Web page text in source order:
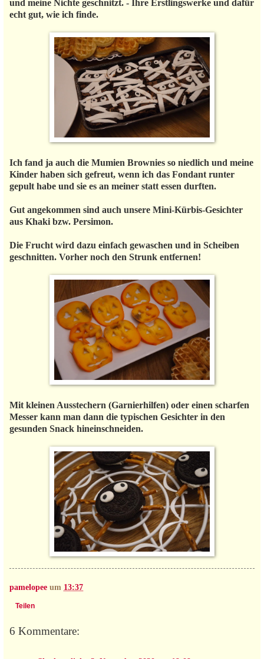
und meine Nichte geschnitzt. - Ihre Erstlingswerke und dafür
echt gut, wie ich finde.
Ich fand ja auch die Mumien Brownies so niedlich und meine
Kinder haben sich gefreut, wenn ich das Fondant runter
gepult habe und sie es an meiner statt essen durften.
Gut angekommen sind auch unsere Mini-Kürbis-Gesichter
aus Khaki bzw. Persimon.
Die Frucht wird dazu einfach gewaschen und in Scheiben
geschnitten. Vorher noch den Strunk entfernen!
Mit kleinen Ausstechern (Garnierhilfen) oder einen scharfen
Messer kann man dann die typischen Gesichter in den
gesunden Snack hineinschneiden.
pamelopee um 13:37
Teilen
6 Kommentare: